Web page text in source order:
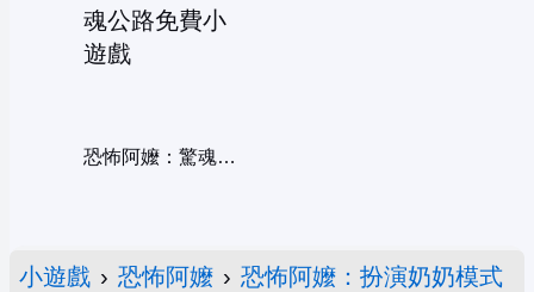
恐怖阿嬤：驚魂公路
小遊戲 › 恐怖阿嬤 › 恐怖阿嬤：扮演奶奶模式